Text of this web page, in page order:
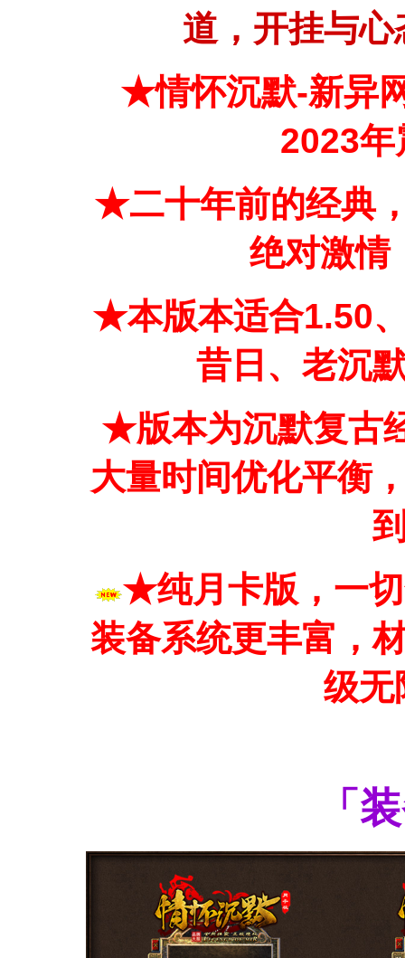
道，开挂与
★情怀沉默-新异
2023
★二十年前的经典
绝对激
★本版本适合1.50
昔日、老沉
★版本为沉默复古
大量时间优化平衡
★纯月卡版，一
装备系统更丰富，
级
「